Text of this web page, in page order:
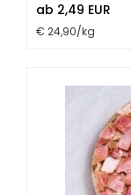
ab 2,49 EUR
€ 24,90/kg